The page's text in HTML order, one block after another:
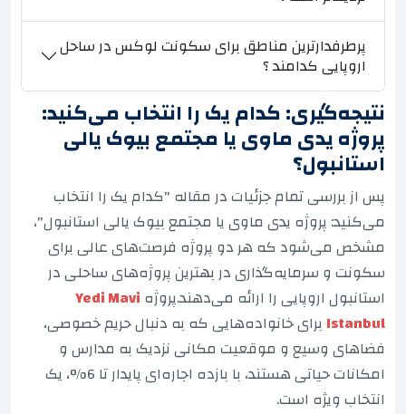
پرطرفدارترین مناطق برای سکونت لوکس در ساحل
اروپایی کدامند ؟
نتیجه‌گیری: کدام یک را انتخاب می‌کنید:
پروژه یدی ماوی یا مجتمع بیوک یالی
استانبول؟
پس از بررسی تمام جزئیات در مقاله "کدام یک را انتخاب
می‌کنید: پروژه یدی ماوی یا مجتمع بیوک یالی استانبول"،
مشخص می‌شود که هر دو پروژه فرصت‌های عالی برای
سکونت و سرمایه‌گذاری در بهترین پروژه‌های ساحلی در
استانبول اروپایی را ارائه می‌دهند.پروژه Yedi Mavi
Istanbul برای خانواده‌هایی که به دنبال حریم خصوصی،
فضاهای وسیع و موقعیت مکانی نزدیک به مدارس و
امکانات حیاتی هستند، با بازده اجاره‌ای پایدار تا 6%، یک
انتخاب ویژه است.